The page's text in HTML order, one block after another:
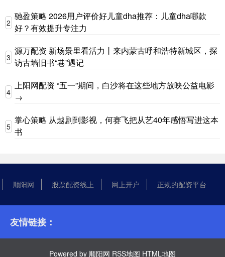
2
驰盈策略 2026用户评价好儿童dha推荐：儿童dha哪款
好？有效提升专注力
3
源万配资 新场景里看活力丨来内蒙古呼和浩特新城区，探
访古墙旧书“巷”遇记
4
上阳网配资 “五一”期间，白沙将在这些地方放映公益电影
→
5
掌心策略 从越剧到影视，何赛飞把从艺40年感悟写进这本
书
顺阳网 股票配资线上 网上开户 正规的配资平台
友情链接：
Powered by 顺阳网 RSS地图 HTML地图